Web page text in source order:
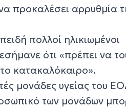
προκαλέσει αρρυθμία
πολλοί ηλικιωμένοι
ότι «πρέπει να
κατακαλόκαιρο».
μονάδες υγείας του
των μονάδων